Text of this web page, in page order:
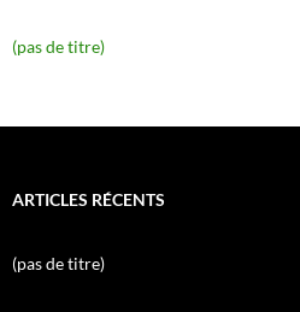
(pas de titre)
ARTICLES RÉCENTS
(pas de titre)